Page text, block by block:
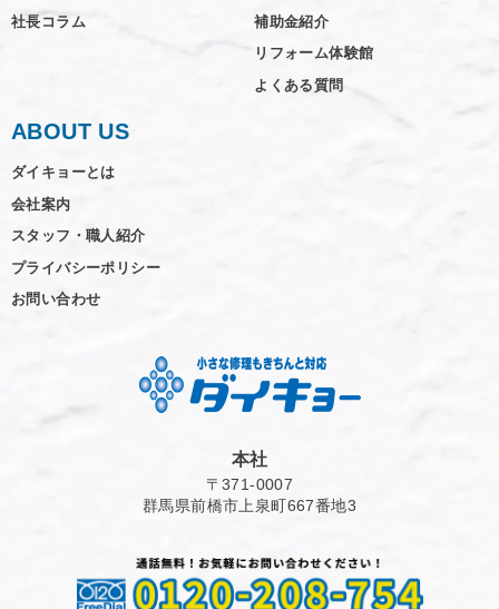
社長コラム
補助金紹介
リフォーム体験館
よくある質問
ABOUT US
ダイキョーとは
会社案内
スタッフ・職人紹介
プライバシーポリシー
お問い合わせ
本社
〒371-0007
群馬県前橋市上泉町667番地3